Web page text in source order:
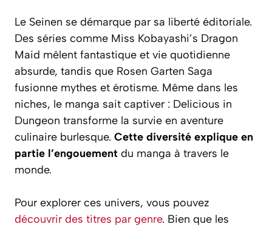
Le Seinen se démarque par sa liberté éditoriale.
Des séries comme Miss Kobayashi’s Dragon
Maid mêlent fantastique et vie quotidienne
absurde, tandis que Rosen Garten Saga
fusionne mythes et érotisme. Même dans les
niches, le manga sait captiver : Delicious in
Dungeon transforme la survie en aventure
culinaire burlesque. Cette diversité explique en
partie l’engouement du manga à travers le
monde.
Pour explorer ces univers, vous pouvez
découvrir des titres par genre. Bien que les